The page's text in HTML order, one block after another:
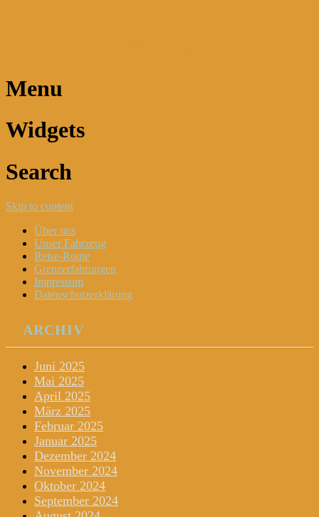
Menu
Widgets
Search
Skip to content
Über uns
Unser Fahrzeug
Reise-Route
Grenzerfahrungen
Impressum
Datenschutzerklärung
ARCHIV
Juni 2025
Mai 2025
April 2025
März 2025
Februar 2025
Januar 2025
Dezember 2024
November 2024
Oktober 2024
September 2024